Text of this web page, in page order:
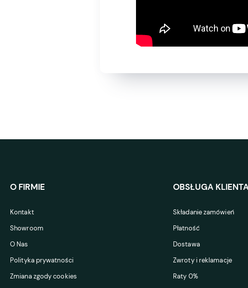
O FIRMIE
Kontakt
Showroom
O Nas
Polityka prywatności
Zmiana zgody cookies
OBSŁUGA
Składanie zamówień
Płatność
Dostawa
Zwroty i reklamacje
Raty 0%